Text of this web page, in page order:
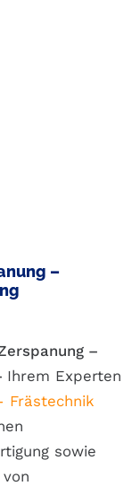
–
–
Ihrem Experten
Frästechnik
sowie